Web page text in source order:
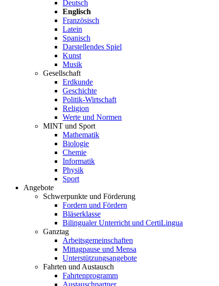
Deutsch
Englisch
Französisch
Latein
Spanisch
Darstellendes Spiel
Kunst
Musik
Gesellschaft
Erdkunde
Geschichte
Politik-Wirtschaft
Religion
Werte und Normen
MINT und Sport
Mathematik
Biologie
Chemie
Informatik
Physik
Sport
Angebote
Schwerpunkte und Förderung
Fordern und Fördern
Bläserklasse
Bilingualer Unterricht und CertiLingua
Ganztag
Arbeitsgemeinschaften
Mittagpause und Mensa
Unterstützungsangebote
Fahrten und Austausch
Fahrtenprogramm
Austauschpartner